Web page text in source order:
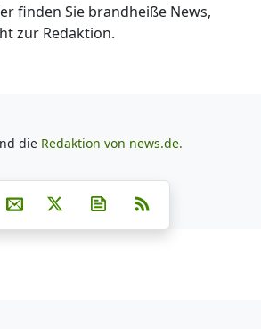
finden Sie brandheiße News,
zur Redaktion.
die Redaktion von news.de.
Teilen auf Facebook
Teilen auf Whatsapp
Teilen auf Telegram
auf Pinterest
Per E-Mail teilen
Post auf XNewsletter abonnieren